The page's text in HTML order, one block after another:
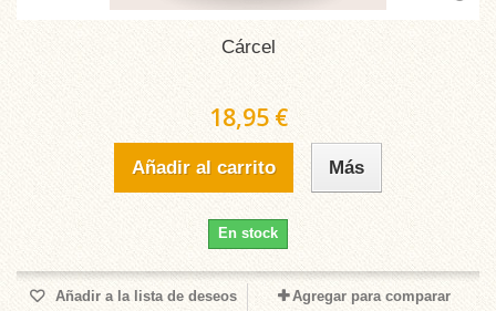
Cárcel
18,95 €
Añadir al carrito Más
En stock
Añadir a la lista de deseos Agregar para comparar